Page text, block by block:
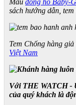
Mẫu đồng hồ Baby-
sách hướng dẫn,
Tem Chống hàng giả
Việt Nam
Với THE WATCH -
của quý khách là